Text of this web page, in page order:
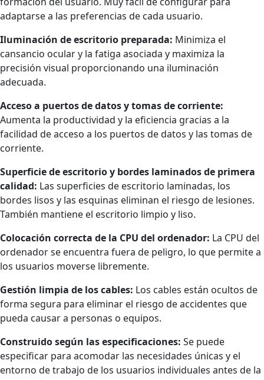
adaptarse a las preferencias de cada usuario.
Iluminación de escritorio preparada: Minimiza el
cansancio ocular y la fatiga asociada y maximiza la
precisión visual proporcionando una iluminación
adecuada.
Acceso a puertos de datos y tomas de corriente:
Aumenta la productividad y la eficiencia gracias a la
facilidad de acceso a los puertos de datos y las tomas de
corriente.
Superficie de escritorio y bordes laminados de primera
calidad: Las superficies de escritorio laminadas, los
bordes lisos y las esquinas eliminan el riesgo de lesiones.
También mantiene el escritorio limpio y liso.
Colocación correcta de la CPU del ordenador: La CPU del
ordenador se encuentra fuera de peligro, lo que permite a
los usuarios moverse libremente.
Gestión limpia de los cables: Los cables están ocultos de
forma segura para eliminar el riesgo de accidentes que
pueda causar a personas o equipos.
Construido según las especificaciones: Se puede
especificar para acomodar las necesidades únicas y el
entorno de trabajo de los usuarios individuales antes de la